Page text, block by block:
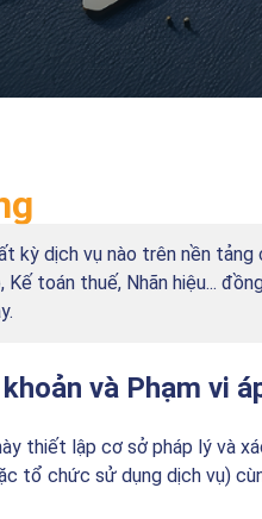
kỳ dịch vụ nào trên nền
Kế toán thuế, Nhãn hiệu...
và Phạm vi
thiết lập cơ sở pháp lý và
tổ chức sử dụng dịch vụ)